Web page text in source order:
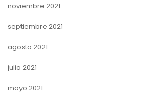
noviembre 2021
septiembre 2021
agosto 2021
julio 2021
mayo 2021